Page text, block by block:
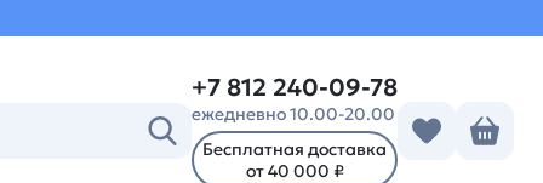
+7 812 240-09-78
ежедневно 10.00-20.00
Бесплатная доставка
от 40 000 ₽